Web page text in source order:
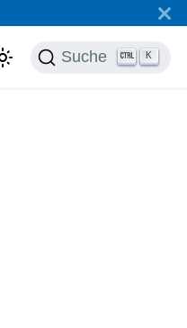
Suche K